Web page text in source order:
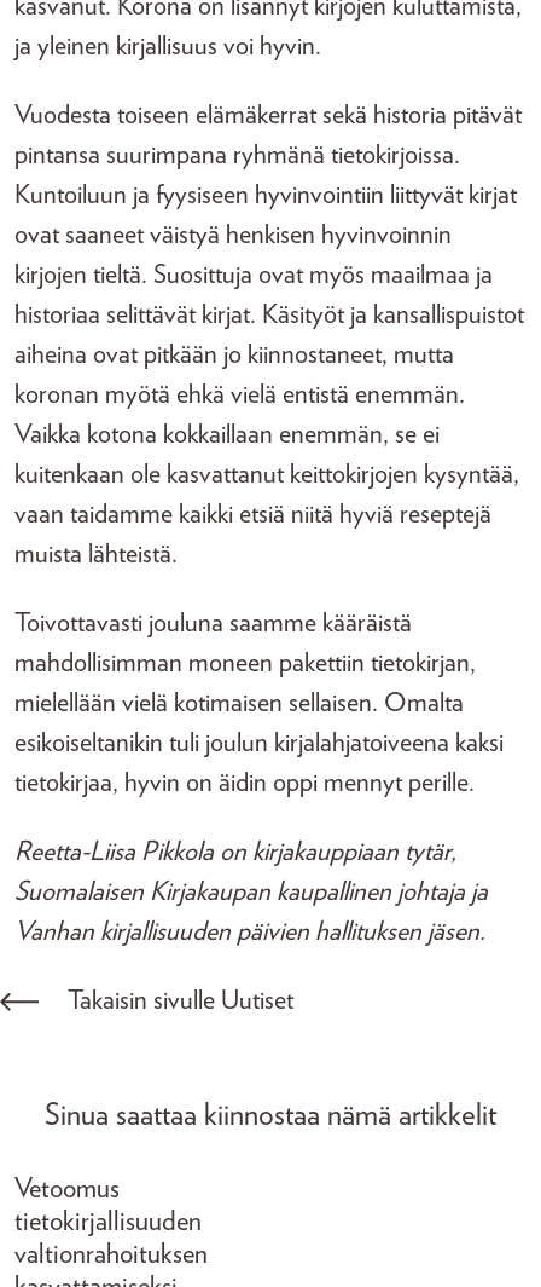
kasvanut. Korona on lisännyt kirjojen kuluttamista,
ja yleinen kirjallisuus voi hyvin.
Vuodesta toiseen elämäkerrat sekä historia pitävät
pintansa suurimpana ryhmänä tietokirjoissa.
Kuntoiluun ja fyysiseen hyvinvointiin liittyvät kirjat
ovat saaneet väistyä henkisen hyvinvoinnin
kirjojen tieltä. Suosittuja ovat myös maailmaa ja
historiaa selittävät kirjat. Käsityöt ja kansallispuistot
aiheina ovat pitkään jo kiinnostaneet, mutta
koronan myötä ehkä vielä entistä enemmän.
Vaikka kotona kokkaillaan enemmän, se ei
kuitenkaan ole kasvattanut keittokirjojen kysyntää,
vaan taidamme kaikki etsiä niitä hyviä reseptejä
muista lähteistä.
Toivottavasti jouluna saamme kääräistä
mahdollisimman moneen pakettiin tietokirjan,
mielellään vielä kotimaisen sellaisen. Omalta
esikoiseltanikin tuli joulun kirjalahjatoiveena kaksi
tietokirjaa, hyvin on äidin oppi mennyt perille.
Reetta-Liisa Pikkola on kirjakauppiaan tytär,
Suomalaisen Kirjakaupan kaupallinen johtaja ja
Vanhan kirjallisuuden päivien hallituksen jäsen.
Takaisin sivulle Uutiset
Sinua saattaa kiinnostaa nämä artikkelit
Vetoomus
tietokirjallisuuden
valtionrahoituksen